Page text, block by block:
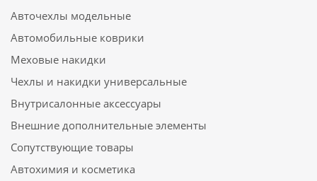
Авточехлы модельные
Автомобильные коврики
Меховые накидки
Чехлы и накидки универсальные
Внутрисалонные аксессуары
Внешние дополнительные элементы
Сопутствующие товары
Автохимия и косметика